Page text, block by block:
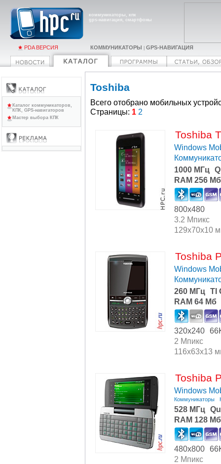
коммуникаторы, кпк
gps-навигация, смартфоны
PDA ВЕРСИЯ КОММУНИКАТОРЫ GPS-НАВИГАЦИЯ
Toshiba
Всего отобрано мобильных
Страницы: 1 2
Toshiba
Windows
1000 МГц
RAM 256 Мб
800x480
3.2 Мпикс
129x70x10
Toshiba
Windows
260 МГц TI
RAM 64 Мб
320x240
2 Мпикс
116x63x13
Toshiba
Windows
Коммуникаторы
528 МГц
RAM 128 Мб
480x800
2 Мпикс
Каталог коммуникаторов,
КПК, GPS-навигаторов
Мастер выбора КПК